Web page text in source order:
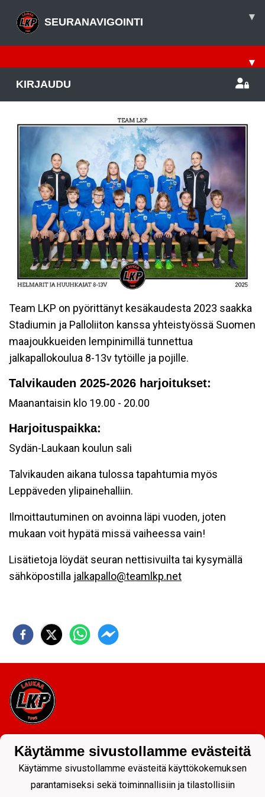
SEURANAVIGOINTI ▾
▾
KIRJAUDU
Team LKP on pyörittänyt kesäkaudesta 2023 saakka
Stadiumin ja Palloliiton kanssa yhteistyössä Suomen
maajoukkueiden lempinimillä tunnettua
jalkapallokoulua 8-13v tytöille ja pojille.
Talvikauden 2025-2026 harjoitukset:
Maanantaisin klo 19.00 - 20.00
Harjoituspaikka:
Sydän-Laukaan koulun sali
Talvikauden aikana tulossa tapahtumia myös
Leppäveden ylipainehalliin.
Ilmoittautuminen on avoinna läpi vuoden, joten
mukaan voit hypätä missä vaiheessa vain!
Lisätietoja löydät seuran nettisivuilta tai kysymällä
sähköpostilla jalkapallo@teamlkp.net
Käytämme sivustollamme evästeitä
Käytämme sivustollamme evästeitä käyttökokemuksen
parantamiseksi sekä toiminnallisiin ja tilastollisiin